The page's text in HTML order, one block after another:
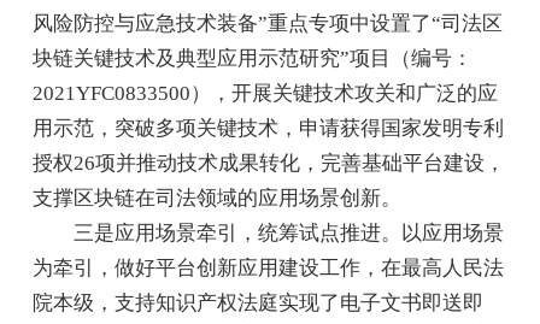
风险防控与应急技术装备”重点专项中设置了“司法区
块链关键技术及典型应用示范研究”项目（编号：
2021YFC0833500），开展关键技术攻关和广泛的应
用示范，突破多项关键技术，申请获得国家发明专利
授权26项并推动技术成果转化，完善基础平台建设，
支撑区块链在司法领域的应用场景创新。
三是应用场景牵引，统筹试点推进。以应用场景
为牵引，做好平台创新应用建设工作，在最高人民法
院本级，支持知识产权法庭实现了电子文书即送即